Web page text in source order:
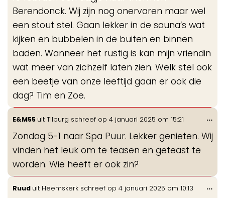
Berendonck. Wij zijn nog onervaren maar wel
een stout stel. Gaan lekker in de sauna’s wat
kijken en bubbelen in de buiten en binnen
baden. Wanneer het rustig is kan mijn vriendin
wat meer van zichzelf laten zien. Welk stel ook
een beetje van onze leeftijd gaan er ook die
dag? Tim en Zoe.
E&M55 uit Tilburg schreef op 4 januari 2025 om 15:21
Zondag 5-1 naar Spa Puur. Lekker genieten. Wij
vinden het leuk om te teasen en geteast te
worden. Wie heeft er ook zin?
...
Ruud uit Heemskerk schreef op 4 januari 2025 om 10:13 ...